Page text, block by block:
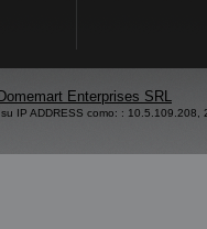
Domemart Enterprises SRL
IP ADDRESS como: : 10.5.109.208,